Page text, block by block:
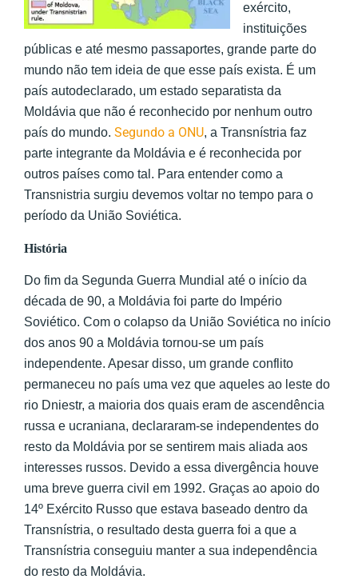
exército,
instituições
públicas e até mesmo passaportes, grande parte do
mundo não tem ideia de que esse país exista. É um
país autodeclarado, um estado separatista da
Moldávia que não é reconhecido por nenhum outro
país do mundo. Segundo a ONU, a Transnístria faz
parte integrante da Moldávia e é reconhecida por
outros países como tal. Para entender como a
Transnistria surgiu devemos voltar no tempo para o
período da União Soviética.
História
Do fim da Segunda Guerra Mundial até o início da
década de 90, a Moldávia foi parte do Império
Soviético. Com o colapso da União Soviética no início
dos anos 90 a Moldávia tornou-se um país
independente. Apesar disso, um grande conflito
permaneceu no país uma vez que aqueles ao leste do
rio Dniestr, a maioria dos quais eram de ascendência
russa e ucraniana, declararam-se independentes do
resto da Moldávia por se sentirem mais aliada aos
interesses russos. Devido a essa divergência houve
uma breve guerra civil em 1992. Graças ao apoio do
14º Exército Russo que estava baseado dentro da
Transnístria, o resultado desta guerra foi a que a
Transnístria conseguiu manter a sua independência
do resto da Moldávia.